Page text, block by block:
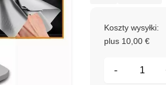
Koszty wysyłki:
plus 10,00 €
-